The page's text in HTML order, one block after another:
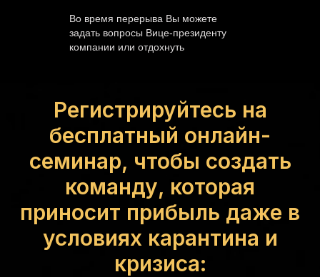
Во время перерыва Вы можете
задать вопросы Вице-президенту
компании или отдохнуть
Регистрируйтесь на
бесплатный онлайн-
семинар, чтобы создать
команду, которая
приносит прибыль даже в
условиях карантина и
кризиса: